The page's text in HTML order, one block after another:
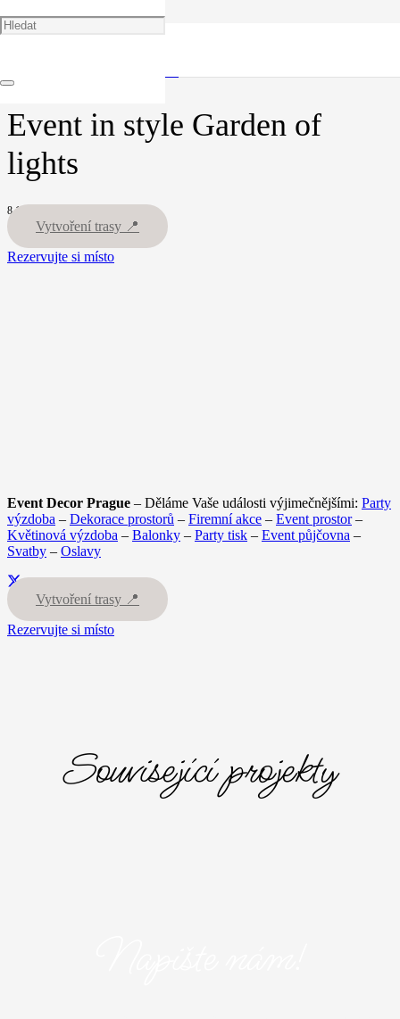
🏠
Event in style Garden of
lights
8.10.25
Vytvoření trasy 📍
Rezervujte si místo
Event Decor Prague – Děláme Vaše události výjimečnějšími: Party
výzdoba – Dekorace prostorů – Firemní akce – Event prostor–
Květinová výzdoba – Balonky – Party tisk – Event půjčovna –
Svatby – Oslavy
Vytvoření trasy 📍
Rezervujte si místo
Související projekty